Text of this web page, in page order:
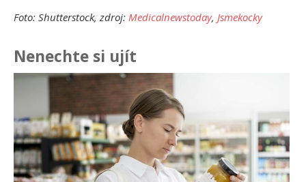
Foto: Shutterstock, zdroj: Medicalnewstoday, Jsmekocky
Nenechte si ujít